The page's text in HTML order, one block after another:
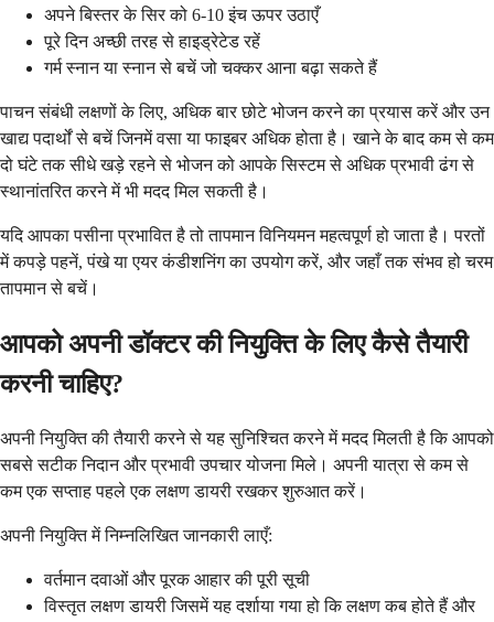
अपने बिस्तर के सिर को 6-10 इंच ऊपर उठाएँ
पूरे दिन अच्छी तरह से हाइड्रेटेड रहें
गर्म स्नान या स्नान से बचें जो चक्कर आना बढ़ा सकते हैं
पाचन संबंधी लक्षणों के लिए, अधिक बार छोटे भोजन करने का प्रयास करें और उन
खाद्य पदार्थों से बचें जिनमें वसा या फाइबर अधिक होता है। खाने के बाद कम से कम
दो घंटे तक सीधे खड़े रहने से भोजन को आपके सिस्टम से अधिक प्रभावी ढंग से
स्थानांतरित करने में भी मदद मिल सकती है।
यदि आपका पसीना प्रभावित है तो तापमान विनियमन महत्वपूर्ण हो जाता है। परतों
में कपड़े पहनें, पंखे या एयर कंडीशनिंग का उपयोग करें, और जहाँ तक संभव हो चरम
तापमान से बचें।
आपको अपनी डॉक्टर की नियुक्ति के लिए कैसे तैयारी
करनी चाहिए?
अपनी नियुक्ति की तैयारी करने से यह सुनिश्चित करने में मदद मिलती है कि आपको
सबसे सटीक निदान और प्रभावी उपचार योजना मिले। अपनी यात्रा से कम से
कम एक सप्ताह पहले एक लक्षण डायरी रखकर शुरुआत करें।
अपनी नियुक्ति में निम्नलिखित जानकारी लाएँ:
वर्तमान दवाओं और पूरक आहार की पूरी सूची
विस्तृत लक्षण डायरी जिसमें यह दर्शाया गया हो कि लक्षण कब होते हैं और